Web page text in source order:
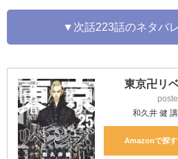
▼次話223話のネタバ
東京卍リ
和久井 健
Amazon